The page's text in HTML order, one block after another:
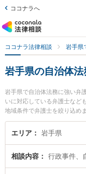
ココナラへ
ココナラ法律相談 岩手県
岩手県の自治体
岩手県で自治体法務に強い弁
いに対応している弁護士など
地域条件で弁護士を絞り込め
や住民訴訟、抗告訴訟（処分
でき便利です。特に一関はち
に相談したい』『自治体法務
したい』『初回相談無料で自
エリア 岩手県
相談内容 行政事件、